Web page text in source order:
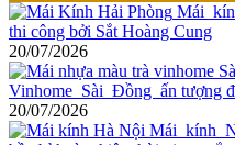
Mái
thi công bởi Sắt Hoàng Cung
20/07/2026
Vinhome Sài Đồng ấn tượng
20/07/2026
Mái kính